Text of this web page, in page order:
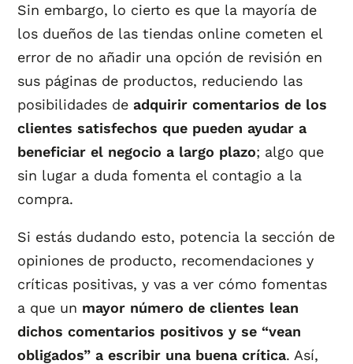
Sin embargo, lo cierto es que la mayoría de
los dueños de las tiendas online cometen el
error de no añadir una opción de revisión en
sus páginas de productos, reduciendo las
posibilidades deadquirir comentarios de los
clientes satisfechos que pueden ayudar a
beneficiar el negocio a largo plazo; algo que
sin lugar a duda fomenta el contagio a la
compra.
Si estás dudando esto, potencia la sección de
opiniones de producto, recomendaciones y
críticas positivas, y vas a ver cómo fomentas
a que un mayor número de clientes lean
dichos comentarios positivos y se “vean
obligados” a escribir una buena crítica. Así,